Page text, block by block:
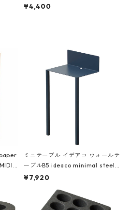
.ラ
AKU Timeless 100パーセント ス
¥4,400
ホ
ミニテーブル イデアコ ウォールテ
ーブルB5 ideaco minimal steel f
urniture WALL Table B5 ネイビー
¥7,920